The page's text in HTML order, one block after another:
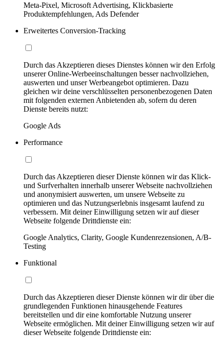
Meta-Pixel, Microsoft Advertising, Klickbasierte
Produktempfehlungen, Ads Defender
Erweitertes Conversion-Tracking
Durch das Akzeptieren dieses Dienstes können wir den Erfolg
unserer Online-Werbeeinschaltungen besser nachvollziehen,
auswerten und unser Werbeangebot optimieren. Dazu
gleichen wir deine verschlüsselten personenbezogenen Daten
mit folgenden externen Anbietenden ab, sofern du deren
Dienste bereits nutzt:
Google Ads
Performance
Durch das Akzeptieren dieser Dienste können wir das Klick-
und Surfverhalten innerhalb unserer Webseite nachvollziehen
und anonymisiert auswerten, um unsere Webseite zu
optimieren und das Nutzungserlebnis insgesamt laufend zu
verbessern. Mit deiner Einwilligung setzen wir auf dieser
Webseite folgende Drittdienste ein:
Google Analytics, Clarity, Google Kundenrezensionen, A/B-
Testing
Funktional
Durch das Akzeptieren dieser Dienste können wir dir über die
grundlegenden Funktionen hinausgehende Features
bereitstellen und dir eine komfortable Nutzung unserer
Webseite ermöglichen. Mit deiner Einwilligung setzen wir auf
dieser Webseite folgende Drittdienste ein: